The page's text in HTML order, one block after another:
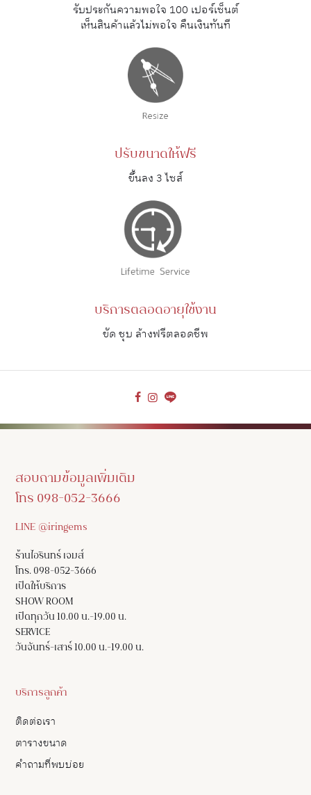
รับประกันความพอใจ 100 เปอร์เซ็นต์
เห็นสินค้าแล้วไม่พอใจ คืนเงินทันที
ปรับขนาดให้ฟรี
ขึ้นลง 3 ไซส์
บริการตลอดอายุใช้งาน
ขัด ชุบ ล้างฟรีตลอดชีพ
สอบถามข้อมูลเพิ่มเติม
โทร 098-052-3666
LINE @iringems
ร้านไอรินทร์ เจมส์
โทร. 098-052-3666
เปิดให้บริการ
SHOW ROOM
เปิดทุกวัน 10.00 น.-19.00 น.
SERVICE
วันจันทร์-เสาร์ 10.00 น.-19.00 น.
บริการลูกค้า
ติดต่อเรา
ตารางขนาด
คำถามที่พบบ่อย